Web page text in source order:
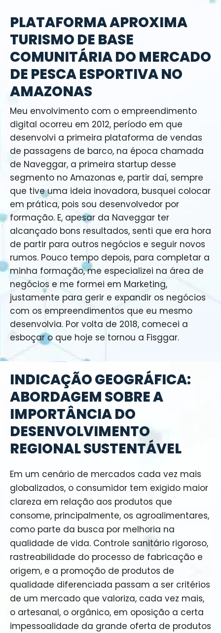
PLATAFORMA APROXIMA
TURISMO DE BASE
COMUNITÁRIA DO MERCADO
DE PESCA ESPORTIVA NO
AMAZONAS
Meu envolvimento com o empreendimento
digital ocorreu em 2012, período em que
desenvolvi a primeira plataforma de vendas
de passagens de barco, na época chamada
de Naveggar, a primeira startup desse
segmento no Amazonas e, partir daí, sempre
que tive uma ideia inovadora, busquei colocar
em prática, pois sou desenvolvedor por
formação. E, apesar da Naveggar ter
alcançado bons resultados, senti que era hora
de partir para outros negócios e seguir novos
rumos. Pouco tempo depois, para completar a
minha formação, me especializei na área de
negócios e me formei em Marketing,
justamente para gerir e expandir os negócios
com os empreendimentos que eu mesmo
desenvolvia. Por volta de 2018, comecei a
esboçar o que hoje se tornou a Fisggar.
INDICAÇÃO GEOGRÁFICA:
ABORDAGEM SOBRE A
IMPORTÂNCIA DO
DESENVOLVIMENTO
REGIONAL SUSTENTÁVEL
Em um cenário de mercados cada vez mais
globalizados, o consumidor tem exigido maior
clareza em relação aos produtos que
consome, principalmente, os agroalimentares,
como parte da busca por melhoria na
qualidade de vida. Controle sanitário rigoroso,
rastreabilidade do processo de fabricação e
origem, e a promoção de produtos de
qualidade diferenciada passam a ser critérios
de um mercado que valoriza, cada vez mais,
o artesanal, o orgânico, em oposição a certa
impessoalidade da grande oferta de produtos